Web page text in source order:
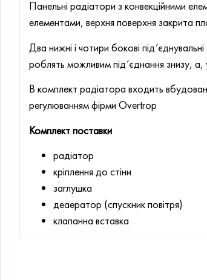
Панельні радіатори з конвекційними
елементами, верхня поверхня закрита
Два нижні і чотири бокові
роблять можливим під’єднання знизу,
В комплект радіатора входить
регулюванням фірми Overtrop
Комплект поставки
радіатор
кріплення до стіни
заглушка
деаератор (спускник повітря)
клапанна вставка